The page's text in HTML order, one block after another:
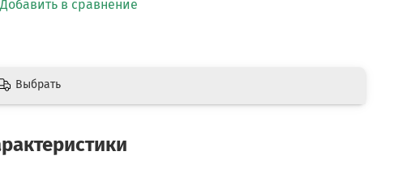
Добавить в сравнение
Выбрать